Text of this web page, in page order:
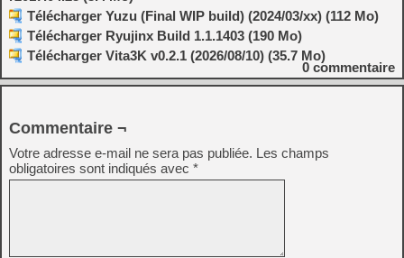
Télécharger Yuzu (Final WIP build) (2024/03/xx) (112 Mo)
Télécharger Ryujinx Build 1.1.1403 (190 Mo)
Télécharger Vita3K v0.2.1 (2026/08/10) (35.7 Mo)
0 commentaire
Commentaire ¬
Votre adresse e-mail ne sera pas publiée. Les champs
obligatoires sont indiqués avec *